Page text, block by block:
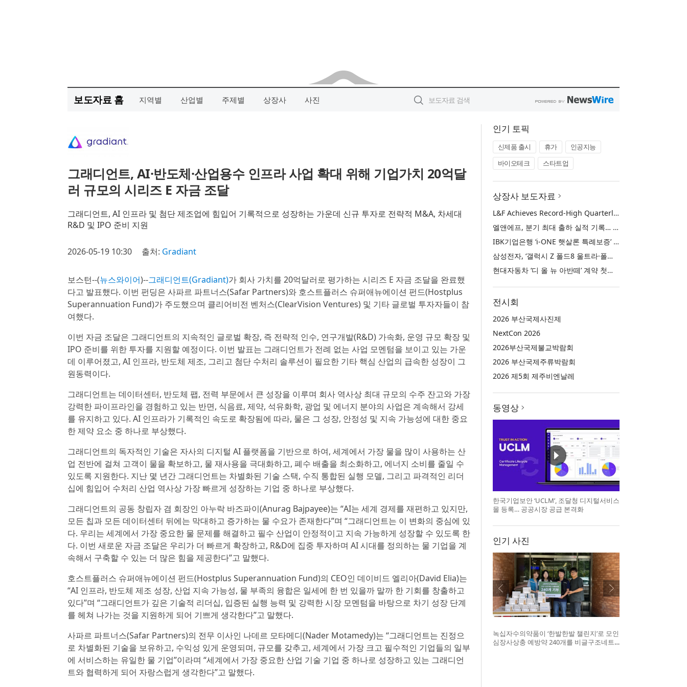
보도자료 홈 지역별 산업별 주제별 상장사 사진
그래디언트, AI·반도체·산업용수 인프라 사업 확대 위해 기업가치 20억달
러 규모의 시리즈 E 자금 조달
그래디언트, AI 인프라 및 첨단 제조업에 힘입어 기록적으로 성장하는 가운데 신규 투자로 전략적 M&A, 차세대
R&D 및 IPO 준비 지원
2026-05-19 10:30 출처: Gradiant
보스턴--(뉴스와이어)--그래디언트(Gradiant)가 회사 가치를 20억달러로 평가하는 시리즈 E 자금 조달을 완료했
다고 발표했다. 이번 펀딩은 사파르 파트너스(Safar Partners)와 호스트플러스 슈퍼애뉴에이션 펀드(Hostplus
Superannuation Fund)가 주도했으며 클리어비전 벤처스(ClearVision Ventures) 및 기타 글로벌 투자자들이 참
여했다.
이번 자금 조달은 그래디언트의 지속적인 글로벌 확장, 즉 전략적 인수, 연구개발(R&D) 가속화, 운영 규모 확장 및
IPO 준비를 위한 투자를 지원할 예정이다. 이번 발표는 그래디언트가 전례 없는 사업 모멘텀을 보이고 있는 가운
데 이루어졌고, AI 인프라, 반도체 제조, 그리고 첨단 수처리 솔루션이 필요한 기타 핵심 산업의 급속한 성장이 그
원동력이다.
그래디언트는 데이터센터, 반도체 팹, 전력 부문에서 큰 성장을 이루며 회사 역사상 최대 규모의 수주 잔고와 가장
강력한 파이프라인을 경험하고 있는 반면, 식음료, 제약, 석유화학, 광업 및 에너지 분야의 사업은 계속해서 강세
를 유지하고 있다. AI 인프라가 기록적인 속도로 확장됨에 따라, 물은 그 성장, 안정성 및 지속 가능성에 대한 중요
한 제약 요소 중 하나로 부상했다.
그래디언트의 독자적인 기술은 자사의 디지털 AI 플랫폼을 기반으로 하여, 세계에서 가장 물을 많이 사용하는 산
업 전반에 걸쳐 고객이 물을 확보하고, 물 재사용을 극대화하고, 폐수 배출을 최소화하고, 에너지 소비를 줄일 수
있도록 지원한다. 지난 몇 년간 그래디언트는 차별화된 기술 스택, 수직 통합된 실행 모델, 그리고 파격적인 리더
십에 힘입어 수처리 산업 역사상 가장 빠르게 성장하는 기업 중 하나로 부상했다.
그래디언트의 공동 창립자 겸 회장인 아누락 바즈파이(Anurag Bajpayee)는 “AI는 세계 경제를 재편하고 있지만,
모든 칩과 모든 데이터센터 뒤에는 막대하고 증가하는 물 수요가 존재한다”며 “그래디언트는 이 변화의 중심에 있
다. 우리는 세계에서 가장 중요한 물 문제를 해결하고 필수 산업이 안정적이고 지속 가능하게 성장할 수 있도록 한
다. 이번 새로운 자금 조달은 우리가 더 빠르게 확장하고, R&D에 집중 투자하며 AI 시대를 정의하는 물 기업을 계
속해서 구축할 수 있는 더 많은 힘을 제공한다”고 말했다.
호스트플러스 슈퍼애뉴에이션 펀드(Hostplus Superannuation Fund)의 CEO인 데이비드 엘리아(David Elia)는
“AI 인프라, 반도체 제조 성장, 산업 지속 가능성, 물 부족의 융합은 일세에 한 번 있을까 말까 한 기회를 창출하고
있다”며 “그래디언트가 깊은 기술적 리더십, 입증된 실행 능력 및 강력한 시장 모멘텀을 바탕으로 차기 성장 단계
를 헤쳐 나가는 것을 지원하게 되어 기쁘게 생각한다”고 말했다.
사파르 파트너스(Safar Partners)의 전무 이사인 나데르 모타메디(Nader Motamedy)는 “그래디언트는 진정으
로 차별화된 기술을 보유하고, 수익성 있게 운영되며, 규모를 갖추고, 세계에서 가장 크고 필수적인 기업들의 일부
에 서비스하는 유일한 물 기업”이라며 “세계에서 가장 중요한 산업 기술 기업 중 하나로 성장하고 있는 그래디언
트와 협력하게 되어 자랑스럽게 생각한다”고 말했다.
인기 토픽
신제품 출시 휴가
인공지능
바이오테크
스타트업
상장사 보도자료
L&F Achieves Record-High Quarterly Shipments, Begins LFP Supply for North American ESS in Q3 Advancing its Two-Track NCM and LFP Growth Strategy
엘앤에프, 분기 최대 출하 실적 기록… 3분기 북미 ESS향 LFP 공급 착수 NCM+LFP ‘2-Track’ 성장 전략 실현
IBK기업은행 ‘i-ONE 햇살론 특례보증’ 출시
삼성전자, ‘갤럭시 Z 폴드8 울트라·폴드8·플립8’과 ‘갤럭시 워치 울트라2·워치9’ 국내 공식 출시
현대자동차 ‘디 올 뉴 아반떼’ 계약 첫날 1만 대 돌파
전시회
2026 부산국제사진제
NextCon 2026
2026부산국제불교박람회
2026 부산국제주류박람회
2026 제5회 제주비엔날레
동영상
한국기업보안 ‘UCLM’, 조달청 디지털서비스
몰 등록… 공공시장 공급 본격화
인기 사진
녹십자수의약품이 ‘한발한발 챌린지’로 모인
심장사상충 예방약 240개를 비글구조네트